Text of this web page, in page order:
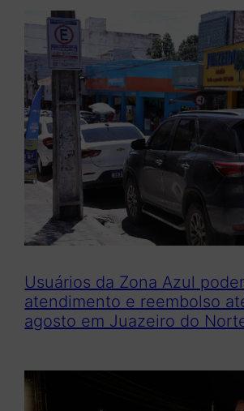
Usuários da Zona Azul
atendimento e reembolso
agosto em Juazeiro do